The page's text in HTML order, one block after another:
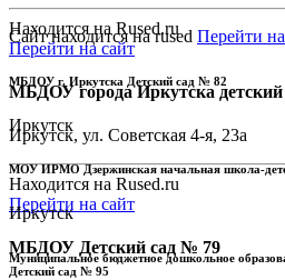
Находится на Rused.ru
Перейти на сайт
МБДОУ города Иркутска
Иркутск, ул. Советская 4-я, 23а
Находится на Rused.ru
Перейти на сайт
МБДОУ Детский сад № 79
Сайт находится на rused Перейти
МБДОУ г. Иркутска Детский сад № 82
Иркутск
МОУ ИРМО Дзержинская начальная школа-
Иркутск
Муниципальное бюджетное дошкольное
Детский сад № 95